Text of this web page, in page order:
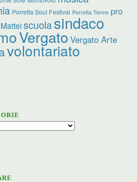
Porretta Soul Festival Porretta Terme pro
scuolasindaco
Vergato Vergato Arte
volontariato